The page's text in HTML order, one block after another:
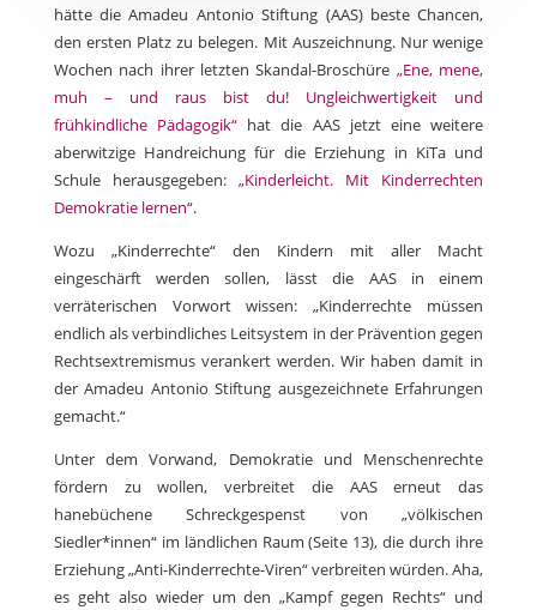
hätte die Amadeu Antonio Stiftung (AAS) beste Chancen,
den ersten Platz zu belegen. Mit Auszeichnung. Nur wenige
Wochen nach ihrer letzten Skandal-Broschüre „Ene, mene,
muh – und raus bist du! Ungleichwertigkeit und
frühkindliche Pädagogik“ hat die AAS jetzt eine weitere
aberwitzige Handreichung für die Erziehung in KiTa und
Schule herausgegeben: „Kinderleicht. Mit Kinderrechten
Demokratie lernen“.
Wozu „Kinderrechte“ den Kindern mit aller Macht
eingeschärft werden sollen, lässt die AAS in einem
verräterischen Vorwort wissen: „Kinderrechte müssen
endlich als verbindliches Leitsystem in der Prävention gegen
Rechtsextremismus verankert werden. Wir haben damit in
der Amadeu Antonio Stiftung ausgezeichnete Erfahrungen
gemacht.“
Unter dem Vorwand, Demokratie und Menschenrechte
fördern zu wollen, verbreitet die AAS erneut das
hanebüchene Schreckgespenst von „völkischen
Siedler*innen“ im ländlichen Raum (Seite 13), die durch ihre
Erziehung „Anti-Kinderrechte-Viren“ verbreiten würden. Aha,
es geht also wieder um den „Kampf gegen Rechts“ und